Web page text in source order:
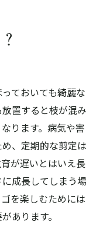
ておいても綺麗な
置すると枝が混み
ります。病気や害
、定期的な剪定は
が遅いとはいえ長
成長してしまう場
を楽しむためには
あります。